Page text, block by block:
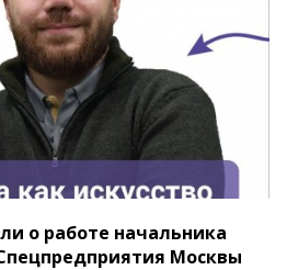
о работе начальника
Москвы